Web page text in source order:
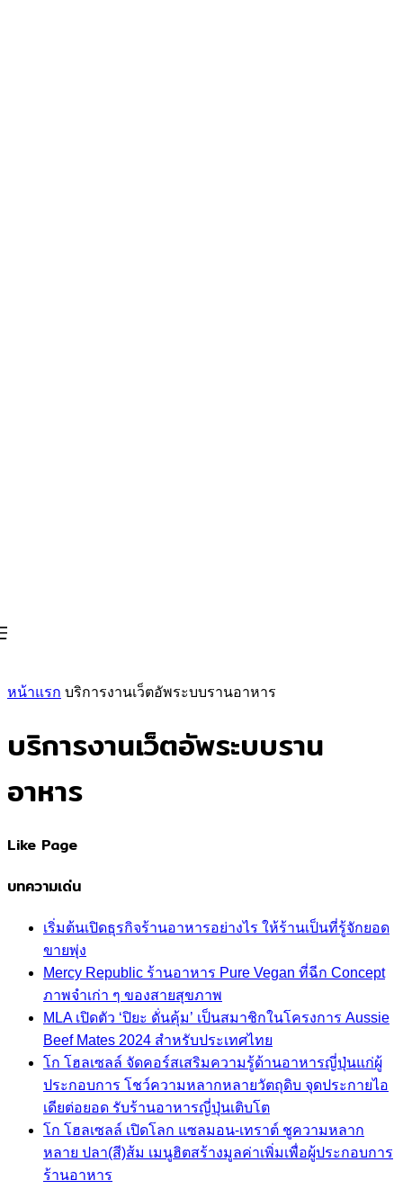
หน้าแรก บริการงานเว็ตอัพระบบรานอาหาร
บริการงานเว็ตอัพระบบราน
อาหาร
Like Page
บทความเด่น
เริ่มต้นเปิดธุรกิจร้านอาหารอย่างไร ให้ร้านเป็นที่รู้จักยอด
ขายพุ่ง
Mercy Republic ร้านอาหาร Pure Vegan ที่ฉีก Concept
ภาพจำเก่า ๆ ของสายสุขภาพ
MLA เปิดตัว ‘ปิยะ ดั่นคุ้ม’ เป็นสมาชิกในโครงการ Aussie
Beef Mates 2024 สำหรับประเทศไทย
โก โฮลเซลล์ จัดคอร์สเสริมความรู้ด้านอาหารญี่ปุ่นแก่ผู้
ประกอบการ โชว์ความหลากหลายวัตถุดิบ จุดประกายไอ
เดียต่อยอด รับร้านอาหารญี่ปุ่นเติบโต
โก โฮลเซลล์ เปิดโลก แซลมอน-เทราต์ ชูความหลาก
หลาย ปลา(สี)ส้ม เมนูฮิตสร้างมูลค่าเพิ่มเพื่อผู้ประกอบการ
ร้านอาหาร